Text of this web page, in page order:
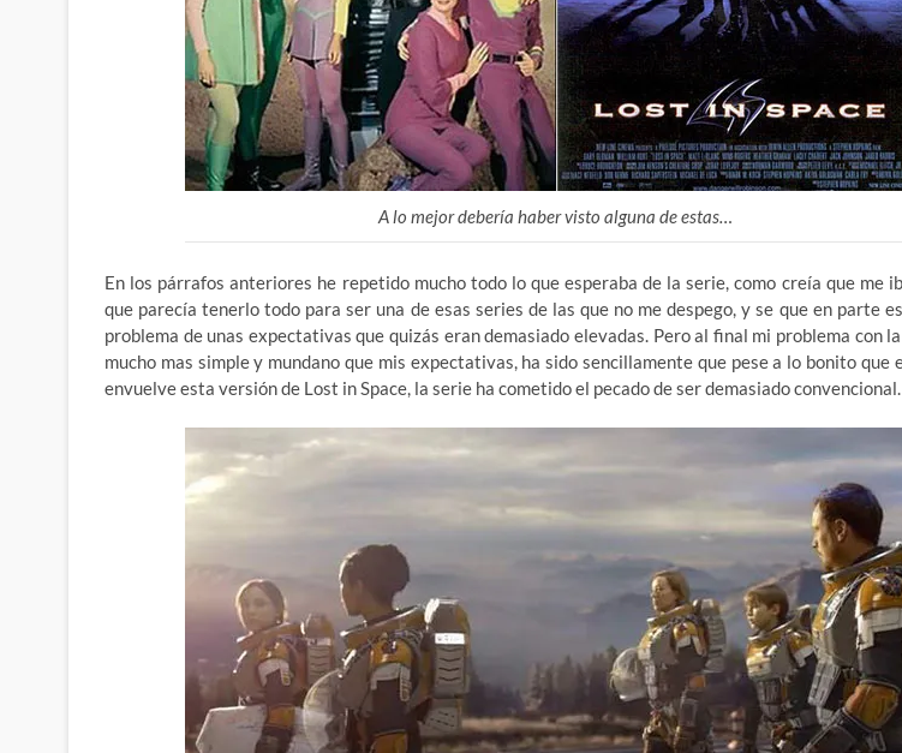
A lo mejor debería haber visto alguna de estas…
En los párrafos anteriores he repetido mucho todo lo que esperaba de la serie, como creía que me
que parecía tenerlo todo para ser una de esas series de las que no me despego, y se que en parte
problema de unas expectativas que quizás eran demasiado elevadas. Pero al final mi problema con
mucho mas simple y mundano que mis expectativas, ha sido sencillamente que pese a lo bonito que
envuelve esta versión de Lost in Space, la serie ha cometido el pecado de ser demasiado convencional.